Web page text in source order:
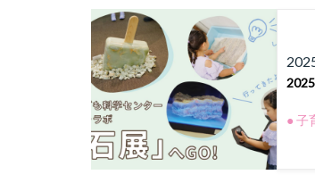
● 子